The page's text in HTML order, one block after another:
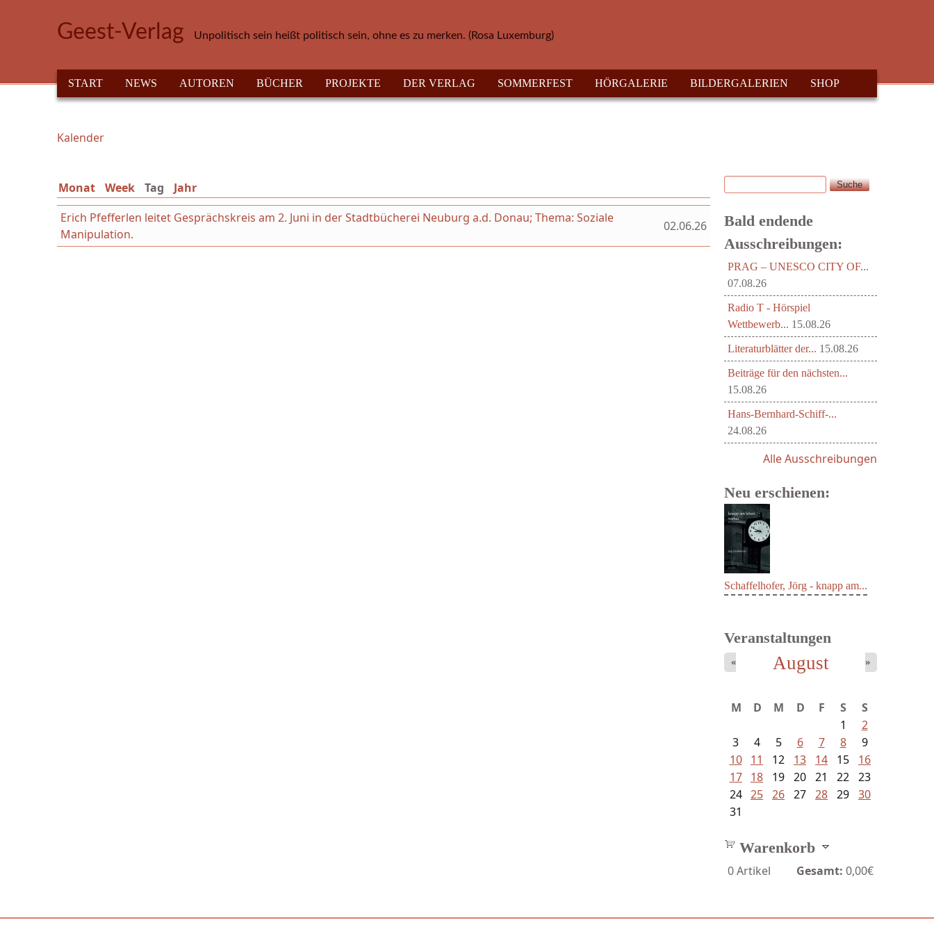
Geest-Verlag Unpolitisch sein heißt politisch sein, ohne es zu merken. (Rosa Luxemburg)
HAUPTMENÜ
START NEWS AUTOREN BÜCHER PROJEKTE DER VERLAG SOMMERFEST HÖRGALERIE BILDERGALERIEN SHOP
Sie sind hier
Kalender
Monat Week Tag (aktiver Reiter)
Jahr
Erich Pfefferlen leitet Gesprächskreis am 2. Juni in der Stadtbücherei Neuburg a.d. Donau; Thema: Soziale
Manipulation.
02.06.26
Suchformular
Suche
Bald endende
Ausschreibungen:
PRAG – UNESCO CITY OF...
07.08.26
Radio T - Hörspiel
Wettbewerb... 15.08.26
Literaturblätter der... 15.08.26
Beiträge für den nächsten...
15.08.26
Hans-Bernhard-Schiff-...
24.08.26
Alle Ausschreibungen
Neu erschienen:
Schaffelhofer, Jörg - knapp am...
Veranstaltungen
August
« »
M D M D F S
S
1
2
3
4 5 6 7 8
9
10
11 12 13 14 15
16
17
18 19 20 21 22 23
24 25 26 27 28 29 30
31
Warenkorb
0Artikel Gesamt: 0,00€